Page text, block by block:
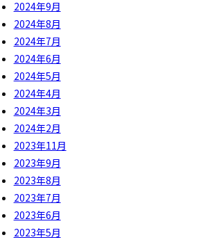
2024年9月
2024年8月
2024年7月
2024年6月
2024年5月
2024年4月
2024年3月
2024年2月
2023年11月
2023年9月
2023年8月
2023年7月
2023年6月
2023年5月